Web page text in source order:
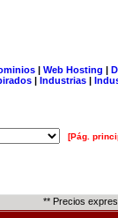
| Web Hosting |
| Industrias |
[Pág.
** Precios